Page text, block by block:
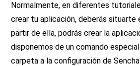
Normalmente, en diferentes
crear tu aplicación, deberás situarte
partir de ella, podrás crear la
disponemos de un comando
carpeta a la configuración de Sencha